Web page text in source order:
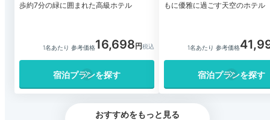
歩約7分の緑に囲まれた高級ホテル
1名あたり 参考価格16,698
宿泊プランを探す
もに優雅に過ごす天空のホテル
1名あたり 参考価格
宿泊プランを探す
おすすめをもっと見る